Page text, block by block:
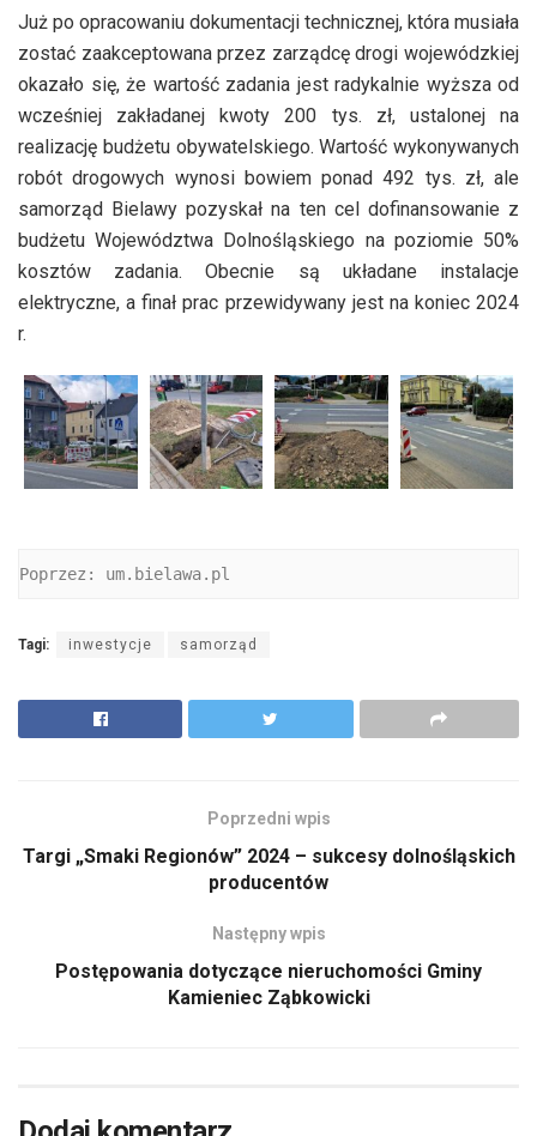
Już po opracowaniu dokumentacji technicznej, która musiała
zostać zaakceptowana przez zarządcę drogi wojewódzkiej
okazało się, że wartość zadania jest radykalnie wyższa od
wcześniej zakładanej kwoty 200 tys. zł, ustalonej na
realizację budżetu obywatelskiego. Wartość wykonywanych
robót drogowych wynosi bowiem ponad 492 tys. zł, ale
samorząd Bielawy pozyskał na ten cel dofinansowanie z
budżetu Województwa Dolnośląskiego na poziomie 50%
kosztów zadania. Obecnie są układane instalacje
elektryczne, a finał prac przewidywany jest na koniec 2024
r.
Poprzez: um.bielawa.pl
Tagi: inwestycje samorząd
Poprzedni wpis
Targi „Smaki Regionów” 2024 – sukcesy dolnośląskich
producentów
Następny wpis
Postępowania dotyczące nieruchomości Gminy
Kamieniec Ząbkowicki